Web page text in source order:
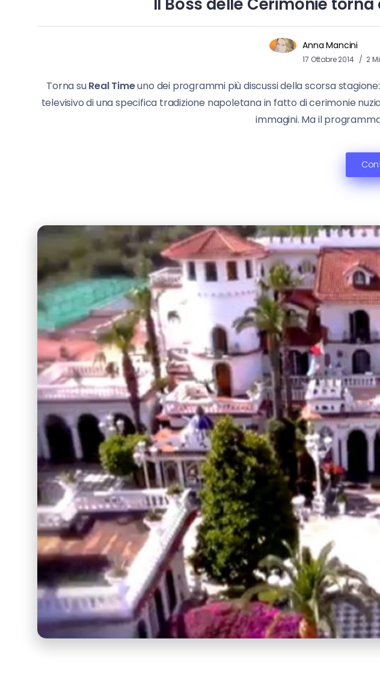
Anna Mancini
17 Ottobre 2014 2
Torna suReal Timeuno dei programmi più discussi della scorsa stagione:
televisivo di una specifica tradizione napoletana in fatto di cerimonie
immagini. Ma il